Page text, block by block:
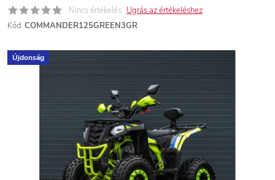
Nincs értékelés Ugrás az értékeléshez
Kód: COMMANDER125GREEN3GR
Újdonság